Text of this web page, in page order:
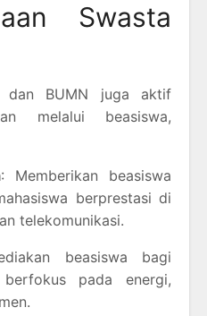
Swasta
dan BUMN juga aktif
melalui beasiswa,
: Memberikan beasiswa
berprestasi di
telekomunikasi.
beasiswa bagi
pada energi,